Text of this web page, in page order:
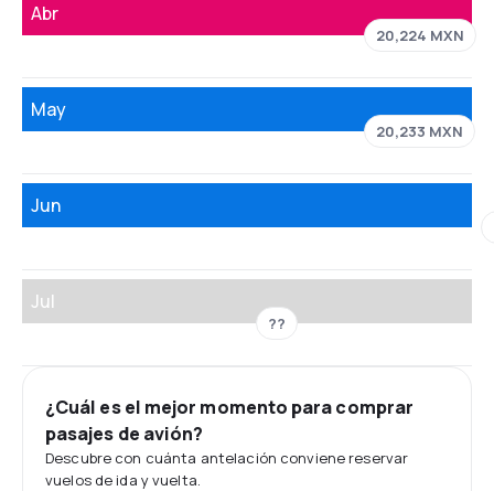
Abr
20,224 MXN
May
20,233 MXN
Jun
Jul
??
¿Cuál es el mejor momento para comprar
pasajes de avión?
Descubre con cuánta antelación conviene reservar
vuelos de ida y vuelta.